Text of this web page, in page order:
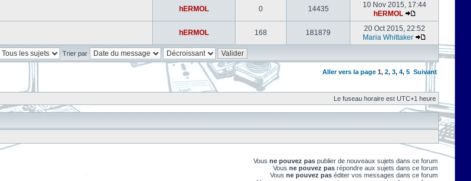
hERMOL 0 14435
10 Nov 2015, 17:44
hERMOL
hERMOL 168 181879
20 Oct 2015, 22:52
Maria Whittaker
Trier par
Aller vers la page 1, 2, 3, 4, 5 Suivant
Le fuseau horaire est UTC+1 heure
Vous ne pouvez pas publier de nouveaux sujets dans ce forum
Vous ne pouvez pas répondre aux sujets dans ce forum
Vous ne pouvez pas éditer vos messages dans ce forum